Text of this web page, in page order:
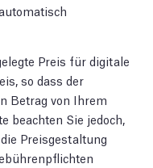
Preis für digitale
so dass der
Betrag von Ihrem
beachten Sie jedoch,
Preisgestaltung